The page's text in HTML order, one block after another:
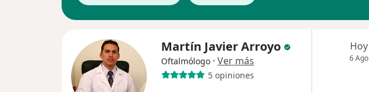
Martín Javier Arroyo
Oftalmólogo · Ver más
5 opiniones
Hoy
6 Ago